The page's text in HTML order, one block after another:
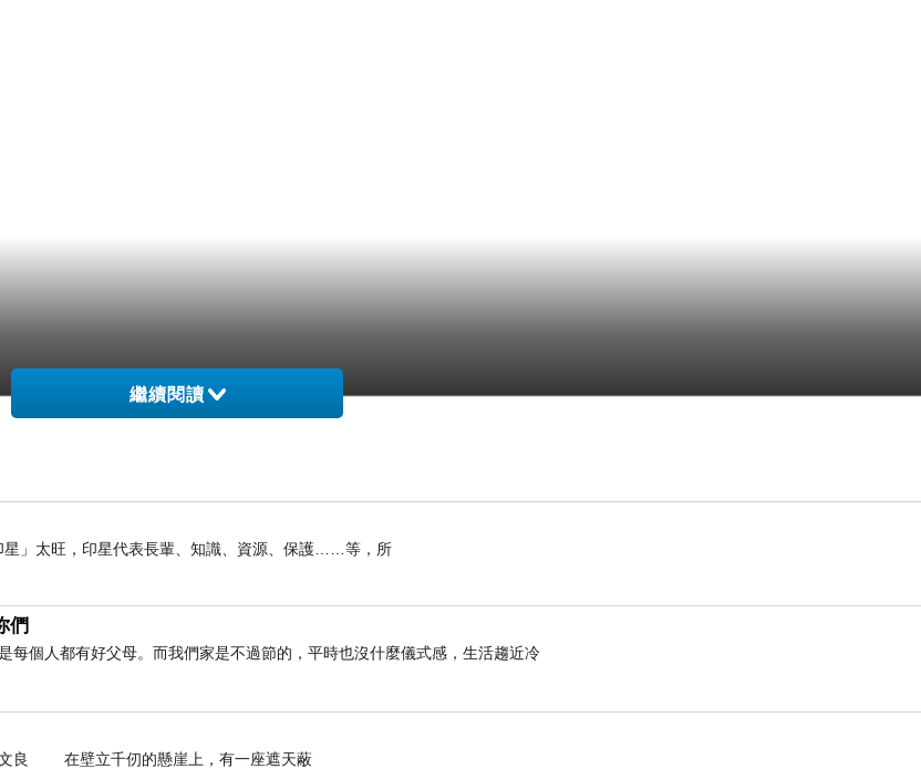
繼續閱讀
」太旺，印星代表長輩、知識、資源、保護……等，所
們
每個人都有好父母。而我們家是不過節的，平時也沒什麼儀式感，生活趨近冷
懸崖上，有一座遮天蔽